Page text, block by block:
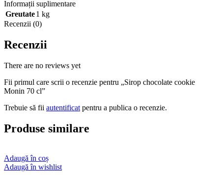
Informații suplimentare
Greutate1 kg
Recenzii (0)
Recenzii
There are no reviews yet
Fii primul care scrii o recenzie pentru „Sirop chocolate cookie
Monin 70 cl”
Trebuie să fii autentificat pentru a publica o recenzie.
Produse similare
Adaugă în coș
Adaugă în wishlist